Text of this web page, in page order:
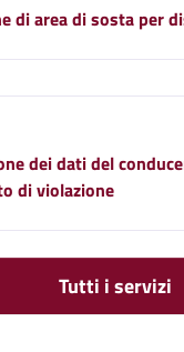
di area di sosta per
dei dati del
di violazione
Tutti i servizi